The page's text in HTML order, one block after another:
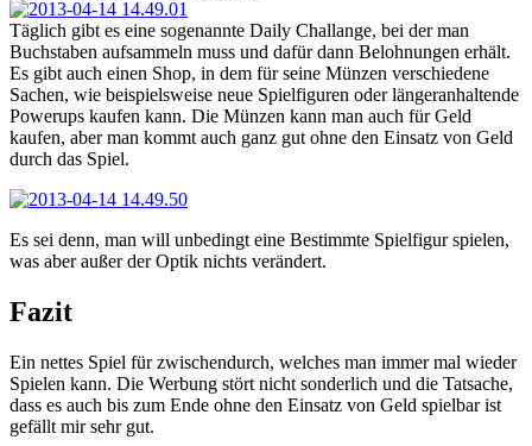
Täglich gibt es eine sogenannte Daily Challange, bei der man
Buchstaben aufsammeln muss und dafür dann Belohnungen erhält.
Es gibt auch einen Shop, in dem für seine Münzen verschiedene
Sachen, wie beispielsweise neue Spielfiguren oder längeranhaltende
Powerups kaufen kann. Die Münzen kann man auch für Geld
kaufen, aber man kommt auch ganz gut ohne den Einsatz von Geld
durch das Spiel.
Es sei denn, man will unbedingt eine Bestimmte Spielfigur spielen,
was aber außer der Optik nichts verändert.
Fazit
Ein nettes Spiel für zwischendurch, welches man immer mal wieder
Spielen kann. Die Werbung stört nicht sonderlich und die Tatsache,
dass es auch bis zum Ende ohne den Einsatz von Geld spielbar ist
gefällt mir sehr gut.